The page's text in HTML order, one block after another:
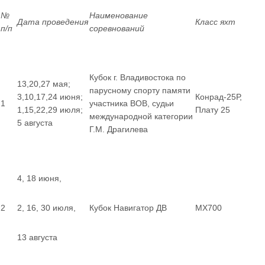
№
п/п
Дата проведения
Наименование
соревнований
Класс яхт
1
13,20,27 мая;
3,10,17,24 июня;
1,15,22,29 июля;
5 августа
Кубок г. Владивостока по
парусному спорту памяти
участника ВОВ, судьи
международной категории
Г.М. Драгилева
Конрад-25Р,
Плату 25
2
4, 18 июня,
2, 16, 30 июля,
13 августа
Кубок Навигатор ДВ MX700